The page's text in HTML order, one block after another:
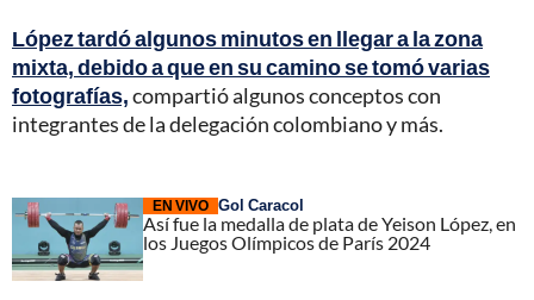
López tardó algunos minutos en llegar a la zona
mixta, debido a que en su camino se tomó varias
fotografías,compartió algunos conceptos con
integrantes de la delegación colombiano y más.
EN VIVO Gol Caracol
Así fue la medalla de plata de Yeison López, en
los Juegos Olímpicos de París 2024